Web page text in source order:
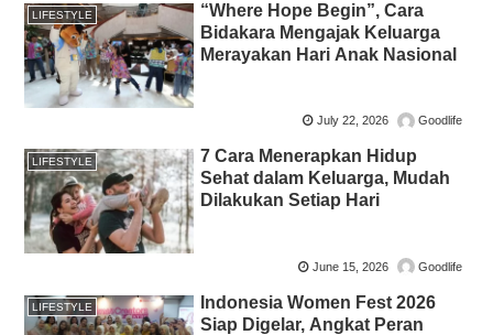
LIFESTYLE
“Where Hope Begin”, Cara
Bidakara Mengajak Keluarga
Merayakan Hari Anak Nasional
July 22, 2026 Goodlife
LIFESTYLE
7 Cara Menerapkan Hidup
Sehat dalam Keluarga, Mudah
Dilakukan Setiap Hari
June 15, 2026 Goodlife
LIFESTYLE
Indonesia Women Fest 2026
Siap Digelar, Angkat Peran